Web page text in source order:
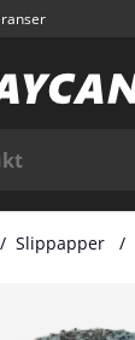
Slippapper